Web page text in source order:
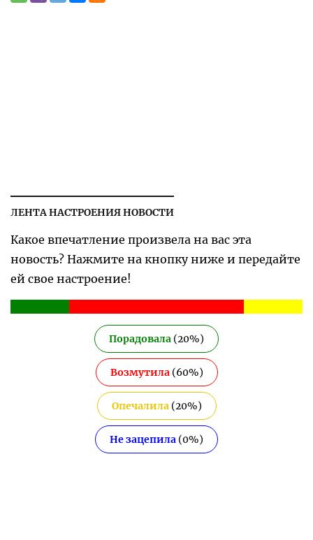
ЛЕНТА НАСТРОЕНИЯ НОВОСТИ
Какое впечатление произвела на вас эта
новость? Нажмите на кнопку ниже и передайте
ей свое настроение!
Порадовала (20%)
Возмутила(60%)
Опечалила(20%)
Не зацепила (0%)